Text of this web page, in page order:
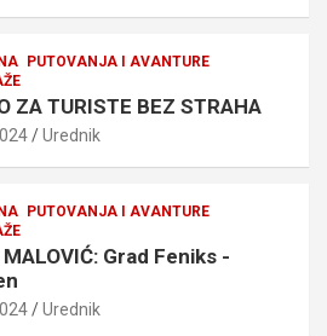
PUTOVANJA I AVANTURE
ZA TURISTE BEZ STRAHA
Urednik
PUTOVANJA I AVANTURE
Grad Feniks -
Urednik